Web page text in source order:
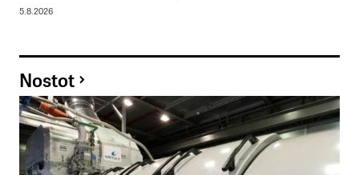
5.8.2026
Nostot